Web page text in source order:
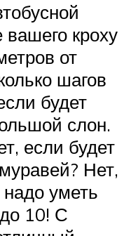
вашего кроху
от
шагов
будет
слон.
если будет
Нет,
уметь
10! С